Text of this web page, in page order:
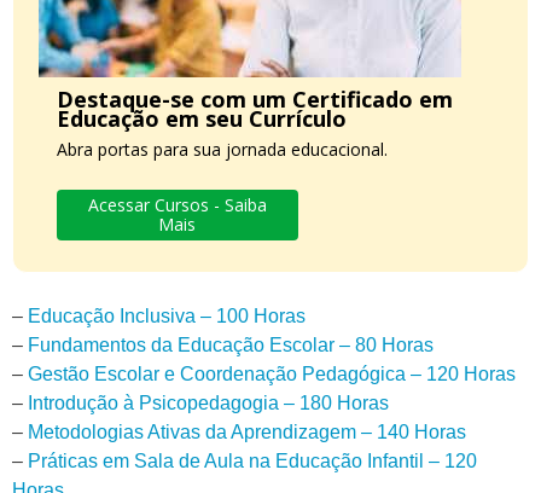
Destaque-se com um Certificado em
Educação em seu Currículo
Abra portas para sua jornada educacional.
Acessar Cursos - Saiba
Mais
– Educação Inclusiva – 100 Horas
– Fundamentos da Educação Escolar – 80 Horas
– Gestão Escolar e Coordenação Pedagógica – 120 Horas
– Introdução à Psicopedagogia – 180 Horas
– Metodologias Ativas da Aprendizagem – 140 Horas
– Práticas em Sala de Aula na Educação Infantil – 120